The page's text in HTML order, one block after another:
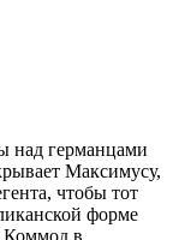
над германцами
Максимусу,
чтобы тот
форме
Коммод в